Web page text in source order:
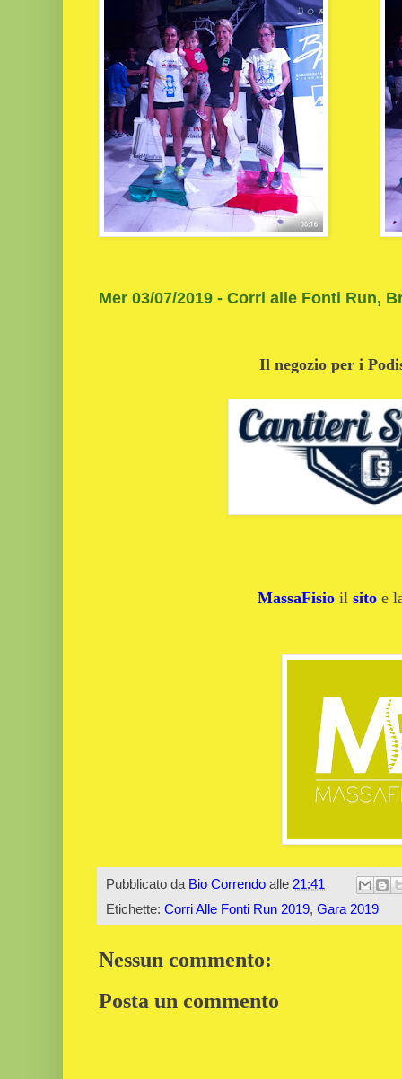
Mer 03/07/2019 - Corri alle Fonti Run,
Il negozio per i
MassaFisio il sito e
Pubblicato da Bio Correndo alle 21:41
Etichette: Corri Alle Fonti Run 2019, Gara 2019
Nessun commento:
Posta un commento